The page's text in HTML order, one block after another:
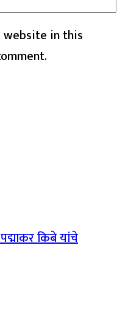
website in this